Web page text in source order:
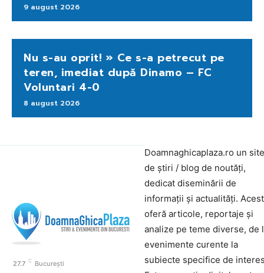
9 august 2026
Nu s-au oprit! » Ce s-a petrecut pe
teren, imediat după Dinamo – FC
Voluntari 4-0
8 august 2026
27.7 C București
Doamnaghicaplaza.ro un site
de știri / blog de noutăți,
dedicat diseminării de
informații și actualități.
oferă articole, reportaje și
analize pe teme diverse, de
evenimente curente la
subiecte specifice de